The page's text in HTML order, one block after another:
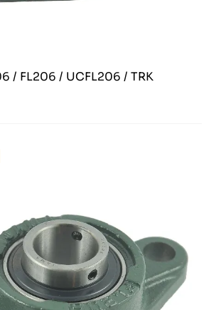
/ FL206 / UCFL206 / TRK